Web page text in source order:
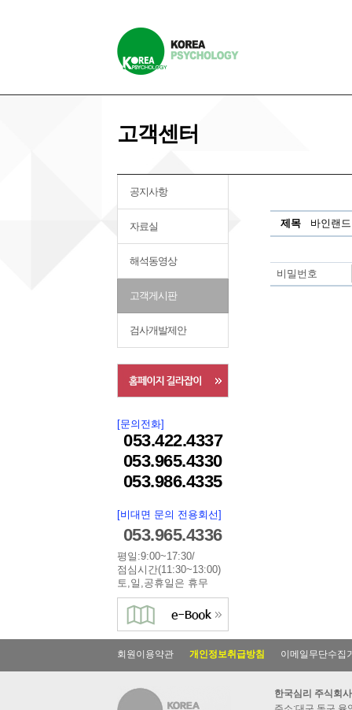
고객센터
공지사항
자료실
해석동영상
고객게시판
검사개발제안
[문의전화]
053.422.4337
053.965.4330
053.986.4335
[비대면 문의 전용회선]
053.965.4336
평일:9:00~17:30/
점심시간(11:30~13:00)
토,일,공휴일은 휴무
제목 바인랜
비밀번호
회원이용약관 개인정보취급방침 이메일무단수집
한국심리 주식회사